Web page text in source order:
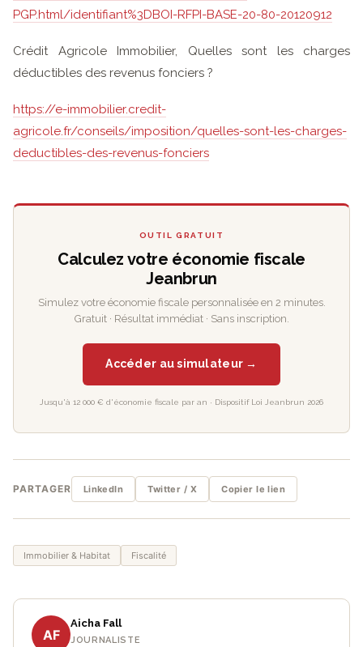
PGP.html/identifiant%3DBOI-RFPI-BASE-20-80-20120912
Crédit Agricole Immobilier, Quelles sont les charges
déductibles des revenus fonciers ?
https://e-immobilier.credit-
agricole.fr/conseils/imposition/quelles-sont-les-charges-
deductibles-des-revenus-fonciers
OUTIL GRATUIT
Calculez votre économie fiscale
Jeanbrun
Simulez votre économie fiscale personnalisée en 2 minutes.
Gratuit · Résultat immédiat · Sans inscription.
Accéder au simulateur →
Jusqu'à 12 000 € d'économie fiscale par an · Dispositif Loi Jeanbrun 2026
PARTAGER LinkedIn Twitter / X Copier le lien
Immobilier & Habitat Fiscalité
AF
Aicha Fall
JOURNALISTE